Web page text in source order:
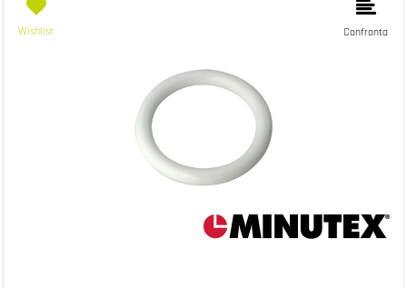
Wishlist Confronta